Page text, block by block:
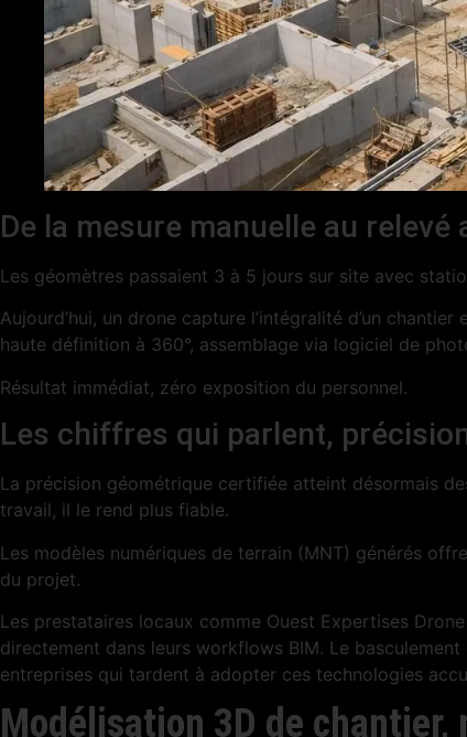
De la mesure manuelle au
Les géomètres passaient 3 à 5 jours sur site avec
Aujourd’hui, un drone capture l’intégralité d’un
haute définition à 360°, assemblage via logiciel de
Résultat immédiat, zéro exposition du personnel.
Les chiffres qui parlent,
La précision géométrique certifiée atteint désormais
travail, il le rend plus fiable.
Les modèles numériques de terrain (MNT) générés
du projet.
Les prestataires locaux comme Ouest Expertises
directement dans leurs workflows BIM. Le
entreprises qui tardent à adopter ces technologies
Modélisation 3D de